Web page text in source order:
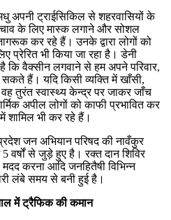
अपनी ट्राईसिकिल से शहरवासियों के
के लिए मास्क लगाने और सोशल
कर रहे हैं। उनके द्वारा लोगों को
प्रेरित भी किया जा रहा है। डेनी
कि वैक्सीन लगवाने से हम अपने परिवार,
हैं। यदि किसी व्यक्ति में खाँसी,
तुरंत स्वास्थ्य केन्द्र पर जाकर जाँच
अपील लोगों को काफी प्रभावित कर
शामिल भी कर रहे हैं।
जन अभियान परिषद की नावँकुर
से जुड़े हुए है। रक्त दान शिविर
करना आदि जनहितैषी विभिन्न
लंबे समय से बनी हुई है।
में ट्रैफिक की कमान